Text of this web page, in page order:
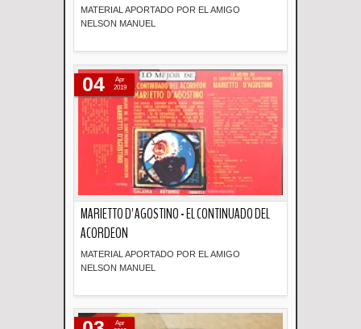
MATERIAL APORTADO POR EL AMIGO
NELSON MANUEL
MARIETTO D' AGOSTINO - EL CONTINUADO DEL
ACORDEON
MATERIAL APORTADO POR EL AMIGO
NELSON MANUEL
04
Apr
2019
Apr